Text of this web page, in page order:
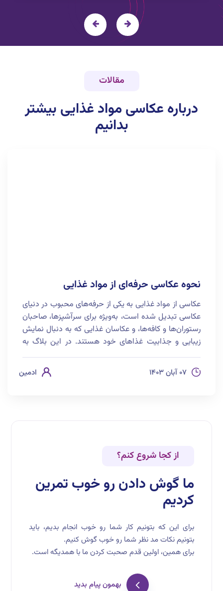
مقالات
درباره عکاسی مواد غذایی بیشتر
بدانیم
نحوه عکاسی حرفه‌ای از مواد غذایی
عکاسی از مواد غذایی به یکی از حرفه‌های محبوب در دنیای
عکاسی تبدیل شده است، به‌ویژه برای سرآشپزها، صاحبان
رستوران‌ها و کافه‌ها، و عکاسان غذایی که به دنبال نمایش
زیبایی و جذابیت غذاهای خود هستند. در این بلاگ به
بررسی نحوه‌ی عکاسی از مواد غذایی پرداخته و تکنیک‌ها و
نکات مهمی را بیان می‌کنیم تا به شما کمک کنیم
عکس‌هایی حرفه‌ای و جذاب از خوراکی‌ها ثبت کنید.
۰۷ آبان ۱۴۰۳ ادمین
از کجا شروع کنم؟
ما گوش دادن رو خوب تمرین
کردیم
برای این که بتونیم کار شما رو خوب انجام بدیم، باید
بتونیم نکات مد نظر شما رو خوب گوش کنیم.
برای همین، اولین قدم صحبت کردن ما با همدیگه است.
بهمون پیام بدید